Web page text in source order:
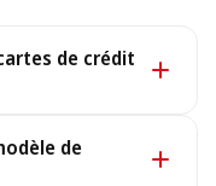
de crédit
de